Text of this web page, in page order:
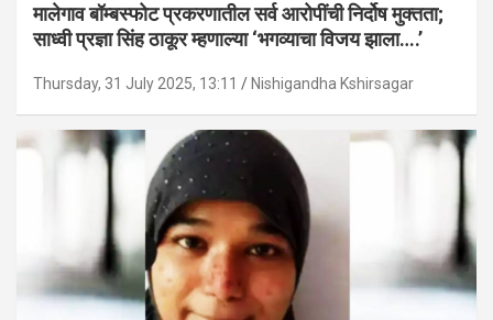
मालेगाव बॉम्बस्फोट प्रकरणातील सर्व आरोपींची निर्दोष मुक्तता;
साध्वी प्रज्ञा सिंह ठाकूर म्हणाल्या ‘भगव्याचा विजय झाला….’
Thursday, 31 July 2025, 13:11 Nishigandha Kshirsagar